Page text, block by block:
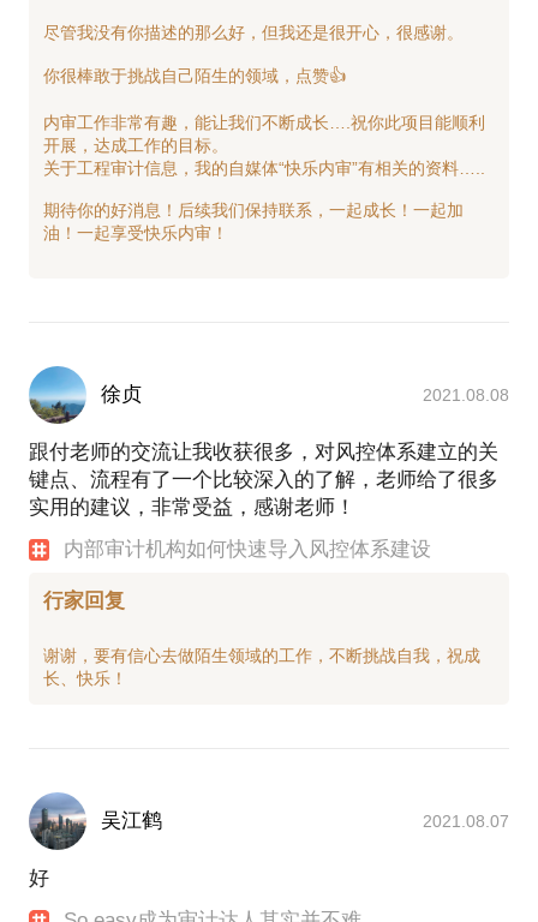
尽管我没有你描述的那么好，但我还是很开心，很感谢。
你很棒敢于挑战自己陌生的领域，点赞👍
内审工作非常有趣，能让我们不断成长….祝你此项目能顺利
开展，达成工作的目标。
关于工程审计信息，我的自媒体“快乐内审”有相关的资料…..
期待你的好消息！后续我们保持联系，一起成长！一起加
油！一起享受快乐内审！
徐贞 2021.08.08
跟付老师的交流让我收获很多，对风控体系建立的关
键点、流程有了一个比较深入的了解，老师给了很多
实用的建议，非常受益，感谢老师！
内部审计机构如何快速导入风控体系建设
行家回复
谢谢，要有信心去做陌生领域的工作，不断挑战自我，祝成
吴江鹤 2021.08.07
好